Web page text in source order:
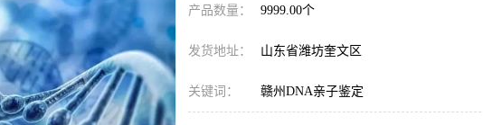
产品数量： 9999.00个
发货地址： 山东省潍坊奎文区
关键词： 赣州DNA亲子鉴定